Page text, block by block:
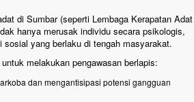
di Sumbar (seperti Lembaga Kerapatan Adat
hanya merusak individu secara psikologis,
yang berlaku di tengah masyarakat.
melakukan pengawasan berlapis:
dan mengantisipasi potensi gangguan